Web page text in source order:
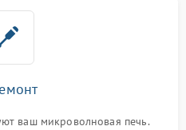
ваш микроволновая печь.